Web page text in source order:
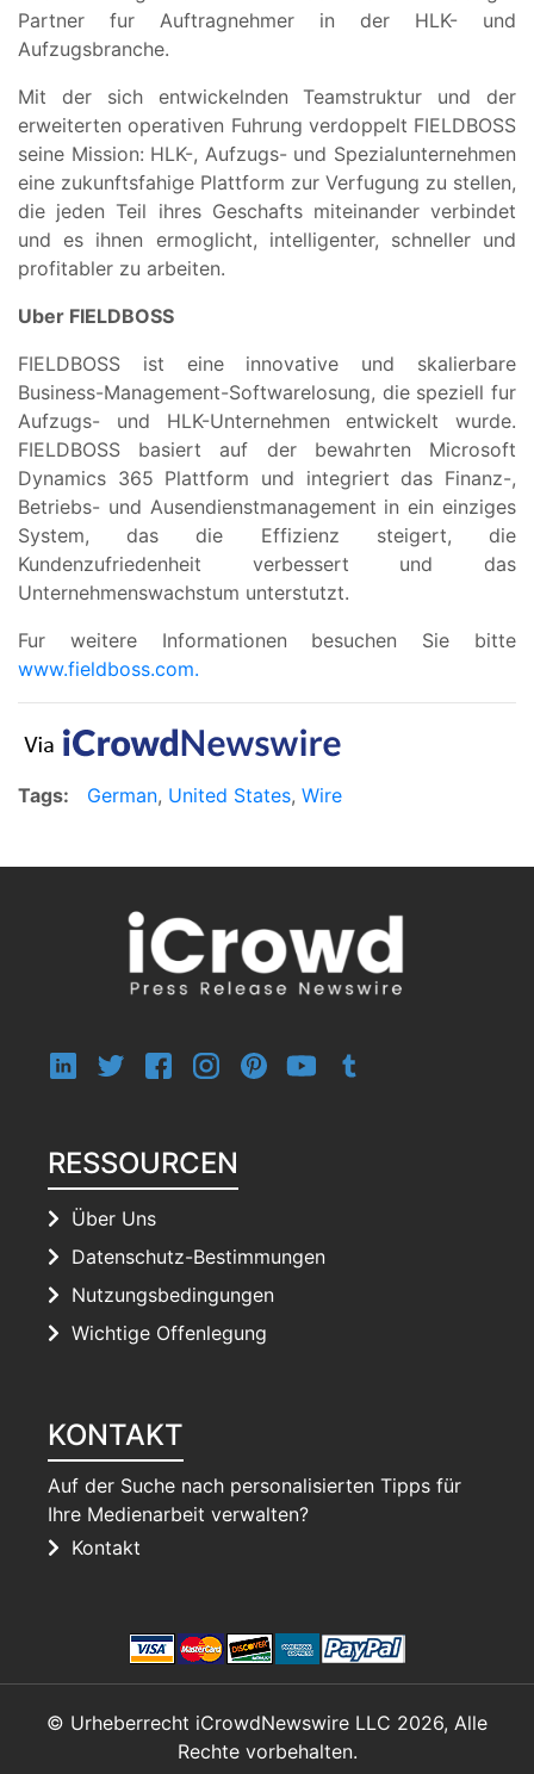
Partner fur Auftragnehmer in der HLK- und
Aufzugsbranche.
Mit der sich entwickelnden Teamstruktur und der
erweiterten operativen Fuhrung verdoppelt FIELDBOSS
seine Mission: HLK-, Aufzugs- und Spezialunternehmen
eine zukunftsfahige Plattform zur Verfugung zu stellen,
die jeden Teil ihres Geschafts miteinander verbindet
und es ihnen ermoglicht, intelligenter, schneller und
profitabler zu arbeiten.
Uber FIELDBOSS
FIELDBOSS ist eine innovative und skalierbare
Business-Management-Softwarelosung, die speziell fur
Aufzugs- und HLK-Unternehmen entwickelt wurde.
FIELDBOSS basiert auf der bewahrten Microsoft
Dynamics 365 Plattform und integriert das Finanz-,
Betriebs- und Ausendienstmanagement in ein einziges
System, das die Effizienz steigert, die
Kundenzufriedenheit verbessert und das
Unternehmenswachstum unterstutzt.
Fur weitere Informationen besuchen Sie bitte
www.fieldboss.com.
Tags: German, United States, Wire
RESSOURCEN
Über Uns
Datenschutz-Bestimmungen
Nutzungsbedingungen
Wichtige Offenlegung
KONTAKT
Auf der Suche nach personalisierten Tipps für
Ihre Medienarbeit verwalten?
Kontakt
© Urheberrecht iCrowdNewswire LLC 2026, Alle
Rechte vorbehalten.